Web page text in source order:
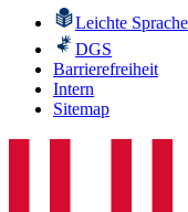
Leichte Sprache
DGS
Barrierefreiheit
Intern
Sitemap